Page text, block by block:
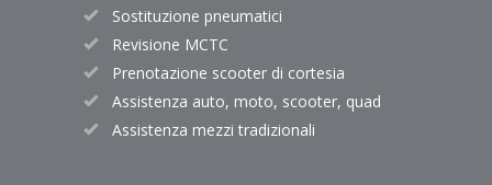
Sostituzione pneumatici
Revisione MCTC
Prenotazione scooter di cortesia
Assistenza auto, moto, scooter, quad
Assistenza mezzi tradizionali